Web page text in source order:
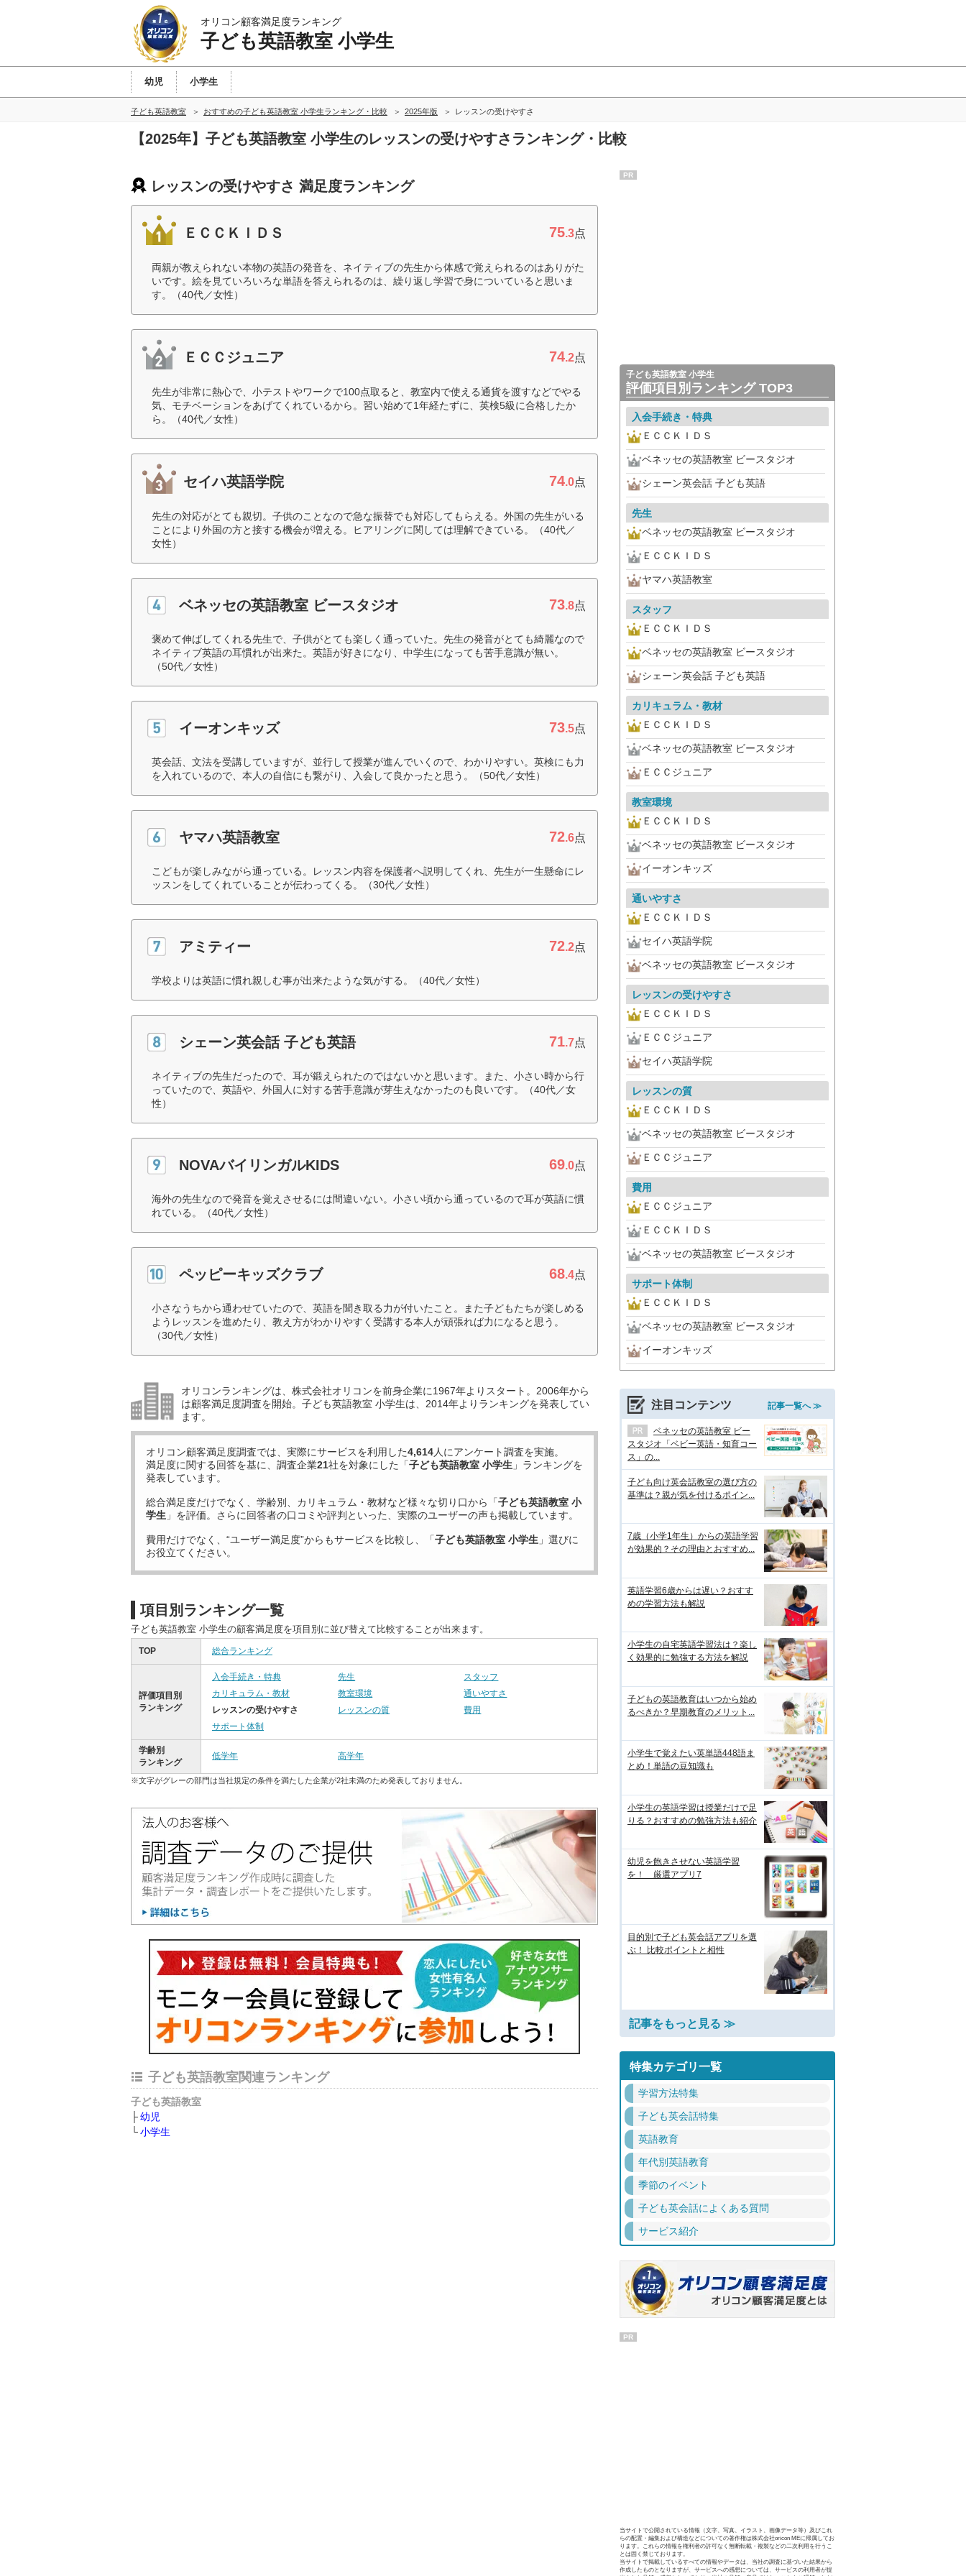
オリコン顧客満足度ランキング
子ども英語教室 小学生
幼児 小学生
子ども英語教室 おすすめの子ども英語教室 小学生ランキング・比較 2025年版 レッスンの受けやすさ
【2025年】子ども英語教室 小学生のレッスンの受けやすさランキング・比較
レッスンの受けやすさ 満足度ランキング
ＥＣＣＫＩＤＳ 75.3点
両親が教えられない本物の英語の発音を、ネイティブの先生から体感で覚えられるのはありがた
いです。絵を見ていろいろな単語を答えられるのは、繰り返し学習で身についていると思いま
す。（40代／女性）
ＥＣＣジュニア 74.2点
先生が非常に熱心で、小テストやワークで100点取ると、教室内で使える通貨を渡すなどでやる
気、モチベーションをあげてくれているから。習い始めて1年経たずに、英検5級に合格したか
ら。（40代／女性）
セイハ英語学院 74.0点
先生の対応がとても親切。子供のことなので急な振替でも対応してもらえる。外国の先生がいる
ことにより外国の方と接する機会が増える。ヒアリングに関しては理解できている。（40代／
女性）
ベネッセの英語教室 ビースタジオ 73.8点
褒めて伸ばしてくれる先生で、子供がとても楽しく通っていた。先生の発音がとても綺麗なので
ネイティブ英語の耳慣れが出来た。英語が好きになり、中学生になっても苦手意識が無い。
（50代／女性）
イーオンキッズ 73.5点
英会話、文法を受講していますが、並行して授業が進んでいくので、わかりやすい。英検にも力
を入れているので、本人の自信にも繋がり、入会して良かったと思う。（50代／女性）
ヤマハ英語教室 72.6点
こどもが楽しみながら通っている。レッスン内容を保護者へ説明してくれ、先生が一生懸命にレ
ッスンをしてくれていることが伝わってくる。（30代／女性）
アミティー 72.2点
学校よりは英語に慣れ親しむ事が出来たような気がする。（40代／女性）
シェーン英会話 子ども英語 71.7点
ネイティブの先生だったので、耳が鍛えられたのではないかと思います。また、小さい時から行
っていたので、英語や、外国人に対する苦手意識が芽生えなかったのも良いです。（40代／女
性）
NOVAバイリンガルKIDS 69.0点
海外の先生なので発音を覚えさせるには間違いない。小さい頃から通っているので耳が英語に慣
れている。（40代／女性）
ペッピーキッズクラブ 68.4点
小さなうちから通わせていたので、英語を聞き取る力が付いたこと。また子どもたちが楽しめる
ようレッスンを進めたり、教え方がわかりやすく受講する本人が頑張れば力になると思う。
（30代／女性）
オリコンランキングは、株式会社オリコンを前身企業に1967年よりスタート。2006年から
は顧客満足度調査を開始。子ども英語教室 小学生は、2014年よりランキングを発表してい
ます。
オリコン顧客満足度調査では、実際にサービスを利用した4,614人にアンケート調査を実施。
満足度に関する回答を基に、調査企業21社を対象にした「子ども英語教室 小学生 」ランキングを
発表しています。
総合満足度だけでなく、学齢別、カリキュラム・教材など様々な切り口から「子ども英語教室 小
学生 」を評価。さらに回答者の口コミや評判といった、実際のユーザーの声も掲載しています。
費用だけでなく、“ユーザー満足度”からもサービスを比較し、「子ども英語教室 小学生 」選びに
お役立てください。
項目別ランキング一覧
子ども英語教室 小学生の顧客満足度を項目別に並び替えて比較することが出来ます。
TOP 総合ランキング
評価項目別
ランキング
入会手続き・特典 先生
スタッフ
カリキュラム・教材
教室環境
通いやすさ
レッスンの受けやすさ
レッスンの質
費用
サポート体制
学齢別
ランキング
低学年 高学年
※文字がグレーの部門は当社規定の条件を満たした企業が2社未満のため発表しておりません。
子ども英語教室関連ランキング
子ども英語教室
幼児
小学生
PR
子ども英語教室 小学生
評価項目別ランキング TOP3
入会手続き・特典
ＥＣＣＫＩＤＳ
ベネッセの英語教室 ビースタジオ
シェーン英会話 子ども英語
先生
ベネッセの英語教室 ビースタジオ
ＥＣＣＫＩＤＳ
ヤマハ英語教室
スタッフ
ＥＣＣＫＩＤＳ
ベネッセの英語教室 ビースタジオ
シェーン英会話 子ども英語
カリキュラム・教材
ＥＣＣＫＩＤＳ
ベネッセの英語教室 ビースタジオ
ＥＣＣジュニア
教室環境
ＥＣＣＫＩＤＳ
ベネッセの英語教室 ビースタジオ
イーオンキッズ
通いやすさ
ＥＣＣＫＩＤＳ
セイハ英語学院
ベネッセの英語教室 ビースタジオ
レッスンの受けやすさ
ＥＣＣＫＩＤＳ
ＥＣＣジュニア
セイハ英語学院
レッスンの質
ＥＣＣＫＩＤＳ
ベネッセの英語教室 ビースタジオ
ＥＣＣジュニア
費用
ＥＣＣジュニア
ＥＣＣＫＩＤＳ
ベネッセの英語教室 ビースタジオ
サポート体制
ＥＣＣＫＩＤＳ
ベネッセの英語教室 ビースタジオ
イーオンキッズ
注目コンテンツ 記事一覧へ ≫
ベネッセの英語教室 ビー
スタジオ「ベビー英語・知育コー
ス」の...
子ども向け英会話教室の選び方の
基準は？親が気を付けるポイン...
7歳（小学1年生）からの英語学習
が効果的？その理由とおすすめ...
英語学習6歳からは遅い？おすす
めの学習方法も解説
小学生の自宅英語学習法は？楽し
く効果的に勉強する方法を解説
子どもの英語教育はいつから始め
るべきか？早期教育のメリット...
小学生で覚えたい英単語448語ま
とめ！単語の豆知識も
小学生の英語学習は授業だけで足
りる？おすすめの勉強方法も紹介
幼児を飽きさせない英語学習
を！ 厳選アプリ7
目的別で子ども英会話アプリを選
ぶ！ 比較ポイントと相性
記事をもっと見る ≫
特集カテゴリ一覧
学習方法特集
子ども英会話特集
英語教育
年代別英語教育
季節のイベント
子ども英会話によくある質問
サービス紹介
PR
当サイトで公開されている情報（文字、写真、イラスト、画像データ等）及びこれ
らの配置・編集および構造などについての著作権は株式会社oricon MEに帰属してお
ります。これらの情報を権利者の許可なく無断転載・複製などの二次利用を行うこ
とは固く禁じております。
当サイトで掲載しているすべての情報やデータは、当社の調査に基づいた結果から
作成したものとなりますが、サービスへの感想については、サービスの利用者が提